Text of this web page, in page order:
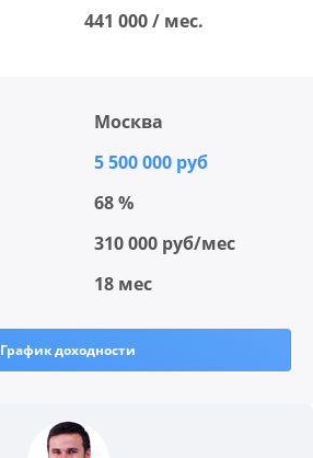
441 000 / мес.
Москва
5 500 000 руб
68 %
310 000 руб/мес
18 мес
График доходности